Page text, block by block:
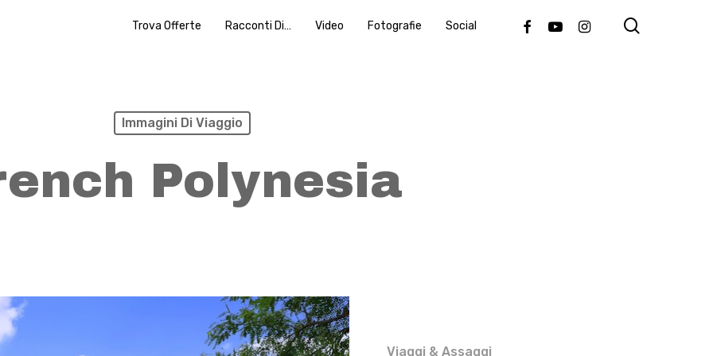
Trova Offerte Racconti Di… Video Fotografie Social FacebookYoutubeInstagram
Immagini Di Viaggio
Polynesia
Viaggi & Assaggi